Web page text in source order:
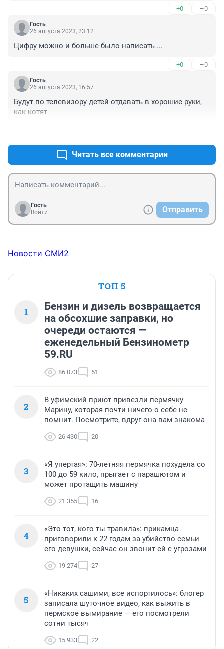
+0 –0
Гость
26 августа 2023, 23:12
Цифру можно и больше было написать ...
+0 –0
Гость
26 августа 2023, 16:57
Будут по телевизору детей отдавать в хорошие руки,
как котят
Читать все комментарии
Гость
Войти
Отправить
Новости СМИ2
ТОП 5
1
Бензин и дизель возвращается
на обсохшие заправки, но
очереди остаются —
еженедельный Бензинометр
59.RU
86 073 51
2
В уфимский приют привезли пермячку
Марину, которая почти ничего о себе не
помнит. Посмотрите, вдруг она вам знакома
26 430 20
3
«Я упертая»: 70-летняя пермячка похудела со
100 до 59 кило, прыгает с парашютом и
может протащить машину
21 355 16
4
«Это тот, кого ты травила»: прикамца
приговорили к 22 годам за убийство семьи
его девушки, сейчас он звонит ей с угрозами
19 274 27
5
«Никаких сашими, все испортилось»: блогер
записала шуточное видео, как выжить в
пермское вымирание — его посмотрели
сотни тысяч
15 933 22